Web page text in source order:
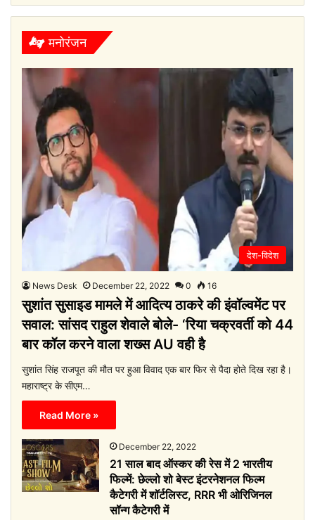
मनोरंजन
देश-विदेश
News Desk December 22, 2022 0 16
सुशांत सुसाइड मामले में आदित्य ठाकरे की इंवॉल्वमेंट पर
सवाल: सांसद राहुल शेवाले बोले- ‘रिया चक्रवर्ती को 44
बार कॉल करने वाला शख्स AU वही है
सुशांत सिंह राजपूत की मौत पर हुआ विवाद एक बार फिर से पैदा होते दिख रहा है।
महाराष्ट्र के सीएम…
Read More »
December 22, 2022
21 साल बाद ऑस्कर की रेस में 2 भारतीय
फिल्में: छेल्लो शो बेस्ट इंटरनेशनल फिल्म
कैटेगरी में शॉर्टलिस्ट, RRR भी ओरिजिनल
सॉन्ग कैटेगरी में